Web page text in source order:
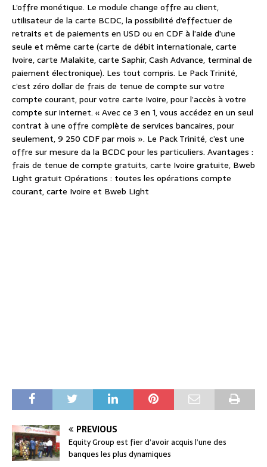
L’offre monétique. Le module change offre au client,
utilisateur de la carte BCDC, la possibilité d’effectuer de
retraits et de paiements en USD ou en CDF à l’aide d’une
seule et même carte (carte de débit internationale, carte
Ivoire, carte Malakite, carte Saphir, Cash Advance, terminal de
paiement électronique). Les tout compris. Le Pack Trinité,
c’est zéro dollar de frais de tenue de compte sur votre
compte courant, pour votre carte Ivoire, pour l’accès à votre
compte sur internet. « Avec ce 3 en 1, vous accédez en un seul
contrat à une offre complète de services bancaires, pour
seulement, 9 250 CDF par mois ». Le Pack Trinité, c’est une
offre sur mesure da la BCDC pour les particuliers. Avantages :
frais de tenue de compte gratuits, carte Ivoire gratuite, Bweb
Light gratuit Opérations : toutes les opérations compte
courant, carte Ivoire et Bweb Light
PREVIOUS
Equity Group est fier d’avoir acquis l’une des
banques les plus dynamiques